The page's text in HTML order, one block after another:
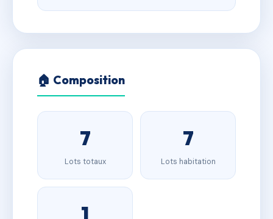
🏠 Composition
7
Lots totaux
7
Lots habitation
1